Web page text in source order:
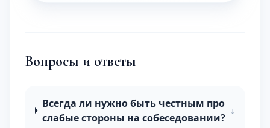
Вопросы и ответы
Всегда ли нужно быть честным про
слабые стороны на собеседовании?
↓